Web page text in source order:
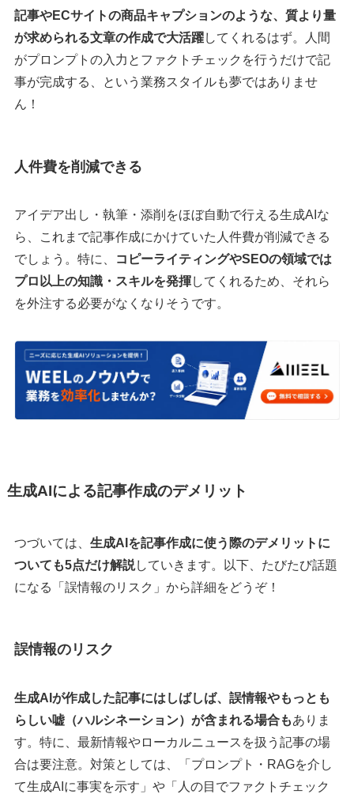
記事やECサイトの商品キャプションのような、質より量
が求められる文章の作成で大活躍してくれるはず。人間
がプロンプトの入力とファクトチェックを行うだけで記
事が完成する、という業務スタイルも夢ではありませ
ん！
人件費を削減できる
アイデア出し・執筆・添削をほぼ自動で行える生成AIな
ら、これまで記事作成にかけていた人件費が削減できる
でしょう。特に、
コピーライティングやSEOの領域では
プロ以上の知識・スキルを発揮してくれるため、それら
を外注する必要がなくなりそうです。
生成AIによる記事作成のデメリット
つづいては、 生成AIを記事作成に使う際のデメリットに
ついても5点だけ解説していきます。以下、たびたび話題
になる「誤情報のリスク」から詳細をどうぞ！
誤情報のリスク
生成AIが作成した記事にはしばしば、誤情報やもっとも
らしい嘘（ハルシネーション）が含まれる場合もありま
す。特に、最新情報やローカルニュースを扱う記事の場
合は要注意。対策としては、「プロンプト・RAGを介し
て生成AIに事実を示す」や「人の目でファクトチェック